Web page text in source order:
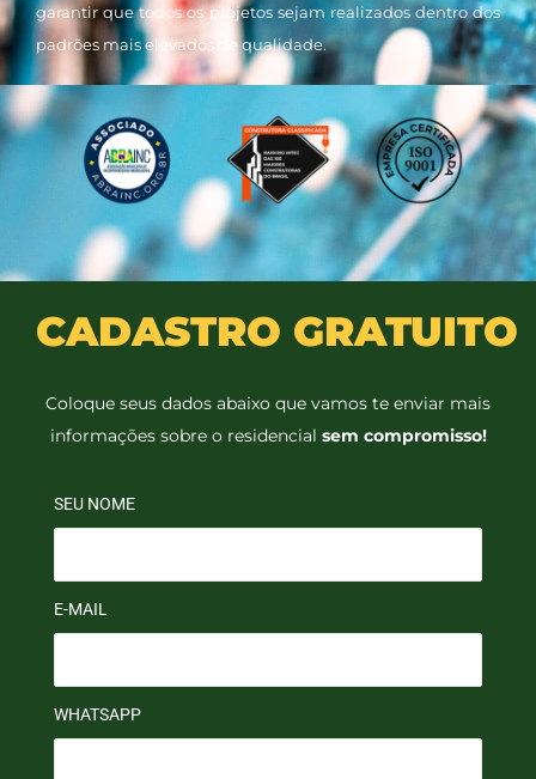
garantir que todos os projetos sejam realizados dentro dos
padrões mais elevados de qualidade.
CADASTRO GRATUITO
Coloque seus dados abaixo que vamos te enviar mais
informações sobre o residencial sem compromisso!
SEU NOME
E-MAIL
WHATSAPP